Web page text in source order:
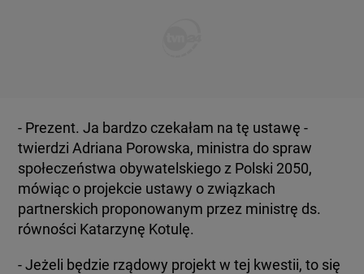
- Prezent. Ja bardzo czekałam na tę ustawę -
twierdzi Adriana Porowska, ministra do spraw
społeczeństwa obywatelskiego z Polski 2050,
mówiąc o projekcie ustawy o związkach
partnerskich proponowanym przez ministrę ds.
równości Katarzynę Kotulę.
- Jeżeli będzie rządowy projekt w tej kwestii, to się